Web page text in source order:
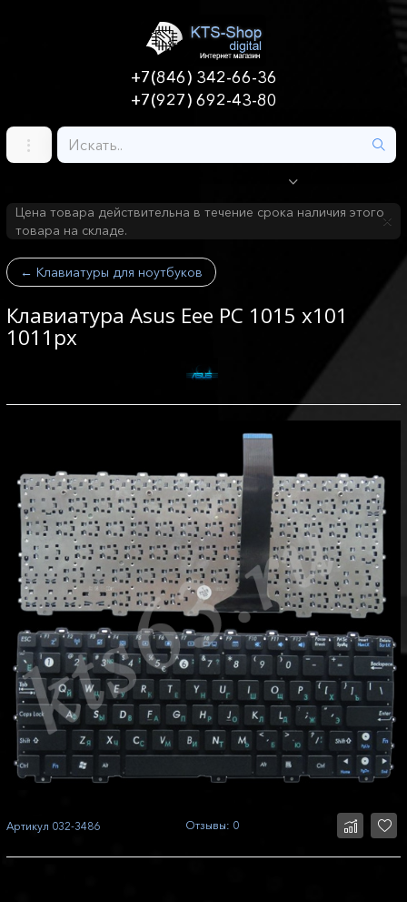
+7(846) 342-66-36
+7(927) 692-43-80
Цена товара действительна в течение срока наличия этого
товара на складе.
← Клавиатуры для ноутбуков
Клавиатура Asus Eee PC 1015 x101
1011px
Артикул 032-3486 Отзывы: 0